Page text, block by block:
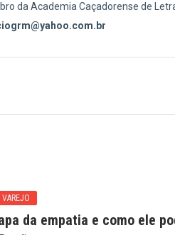
da Academia Caçadorense de
da empatia e como ele